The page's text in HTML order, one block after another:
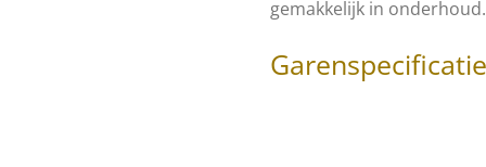
gemakkelijk in onderhoud.